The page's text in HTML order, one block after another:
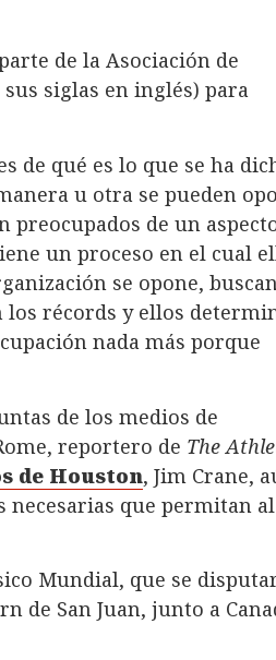
de la Asociación de
siglas en inglés) para
de qué es lo que se ha
u otra se pueden
de un
un proceso en el cual
se opone,
récords y ellos
nada más porque
de los medios de
reportero de The
de Houston, Jim Crane,
necesarias que permitan al
Mundial, que se
de San Juan, junto a